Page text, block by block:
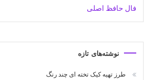
فال حافظ اصلی
نوشته‌های تازه
طرز تهیه کیک تخته ای چند رنگ